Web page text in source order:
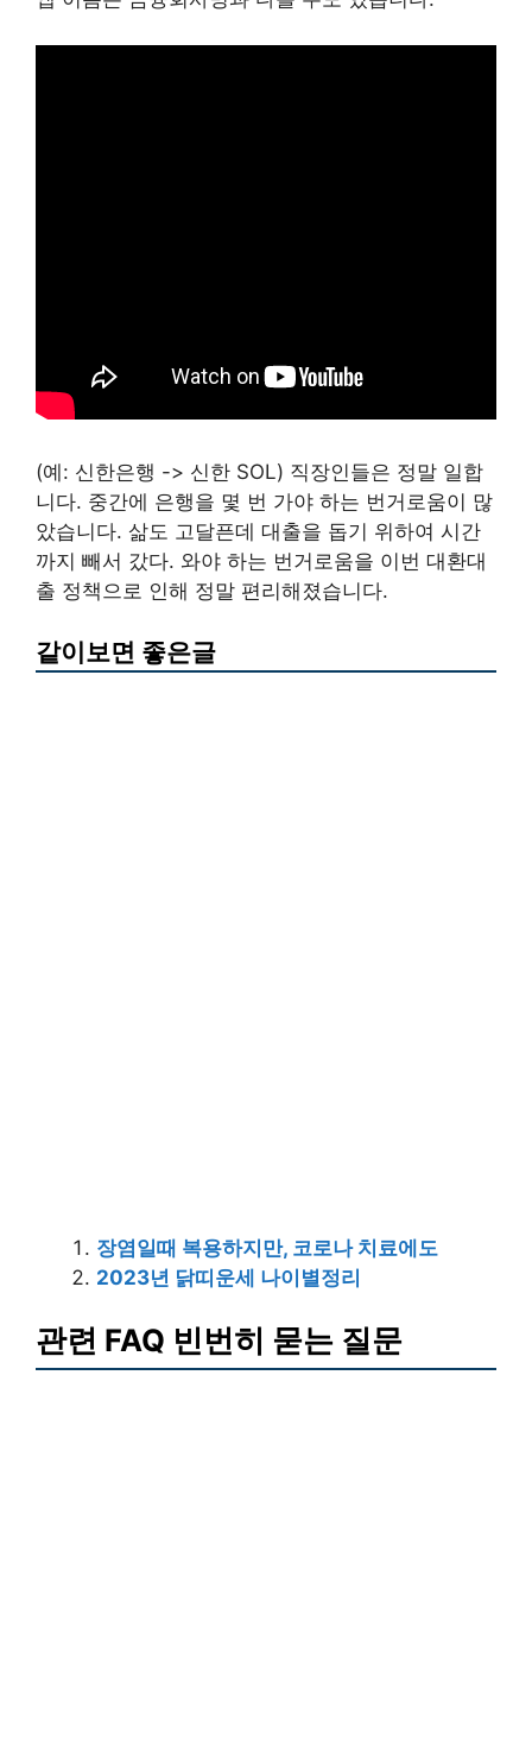
(예: 신한은행 -> 신한 SOL) 직장인들은 정말 일합
니다. 중간에 은행을 몇 번 가야 하는 번거로움이 많
았습니다. 삶도 고달픈데 대출을 돕기 위하여 시간
까지 빼서 갔다. 와야 하는 번거로움을 이번 대환대
출 정책으로 인해 정말 편리해졌습니다.
같이보면 좋은글
장염일때 복용하지만, 코로나 치료에도
2023년 닭띠운세 나이별정리
관련 FAQ 빈번히 묻는 질문